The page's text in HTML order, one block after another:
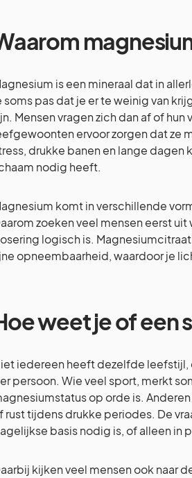
is een mineraal dat in
soms pas dat je er te weinig van
Mensen vragen zich dan af of
ervoor zorgen dat ze
drukke banen en lange dagen
nodig heeft.
komt in verschillende
zoeken veel mensen eerst
logisch is.
opneembaarheid, waardoor je
weet je of een
iedereen heeft dezelfde
persoon. Wie veel sport, merkt
op orde is.
rust tijdens drukke periodes. De
basis nodig is, of alleen in
kijken veel mensen ook naar